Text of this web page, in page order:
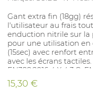
Gant extra fin (18gg)
l'utilisateur au frais
enduction nitrile sur la
pour une utilisation en
(15sec) avec renfort
avec les écrans
EN388:2016 4.X.4.3.C,
15,30 €